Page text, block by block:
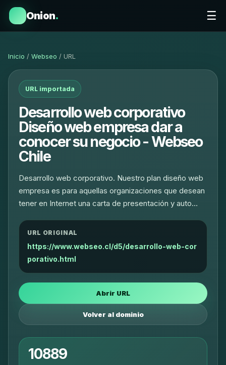
Onion. ☰
Inicio / Webseo / URL
URL importada
Desarrollo web corporativo
Diseño web empresa dar a
conocer su negocio - Webseo
Chile
Desarrollo web corporativo. Nuestro plan diseño web
empresa es para aquellas organizaciones que desean
tener en Internet una carta de presentación y auto…
URL ORIGINAL
https://www.webseo.cl/d5/desarrollo-web-cor
porativo.html
Abrir URL
Volver al dominio
10889